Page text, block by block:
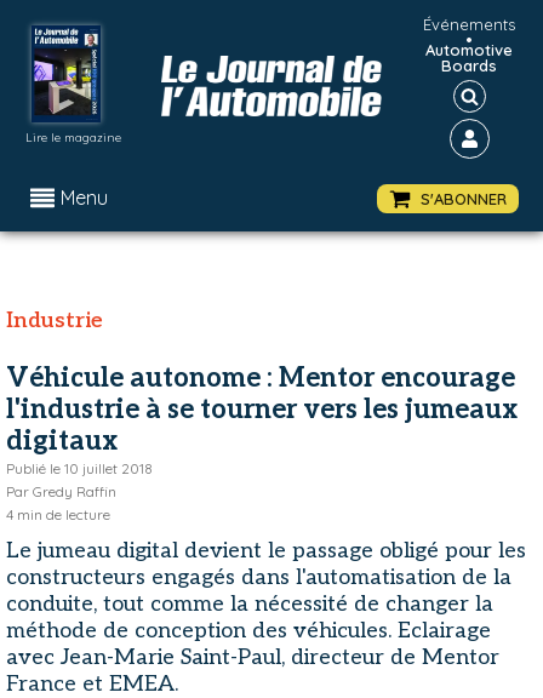
Lire le magazine
Événements
•
Automotive
Boards
Menu S'ABONNER
Industrie
Véhicule autonome : Mentor encourage
l'industrie à se tourner vers les jumeaux
digitaux
Publié le 10 juillet 2018
Par Gredy Raffin
4 min de lecture
Le jumeau digital devient le passage obligé pour les
constructeurs engagés dans l'automatisation de la
conduite, tout comme la nécessité de changer la
méthode de conception des véhicules. Eclairage
avec Jean-Marie Saint-Paul, directeur de Mentor
France et EMEA.